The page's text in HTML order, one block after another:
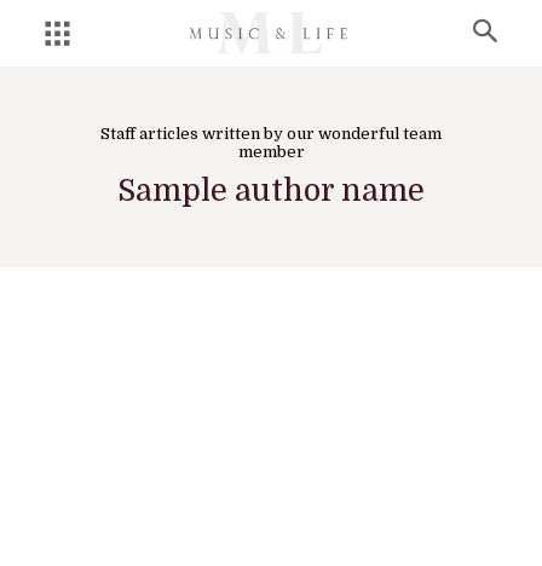
Staff articles written by our wonderful team
member
Sample author name